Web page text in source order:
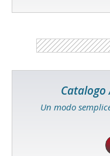
Catalogo
Un modo